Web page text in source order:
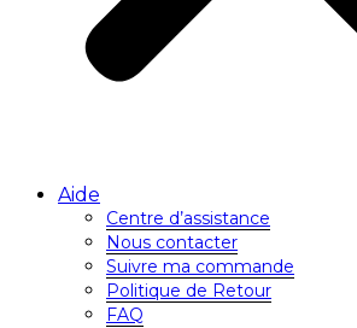
Aide
Centre d’assistance
Nous contacter
Suivre ma commande
Politique de Retour
FAQ